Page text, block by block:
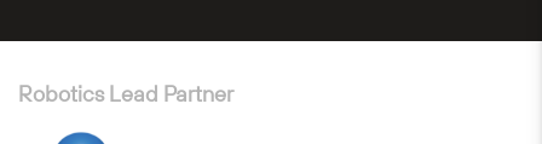
Robotics Lead Partner